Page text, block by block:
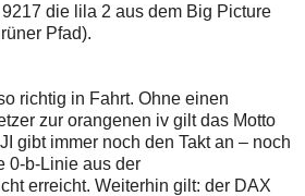
die lila 2 aus dem Big Picture
Pfad).
richtig in Fahrt. Ohne einen
zur orangenen iv gilt das Motto
gibt immer noch den Takt an – noch
0-b-Linie aus der
erreicht. Weiterhin gilt: der DAX